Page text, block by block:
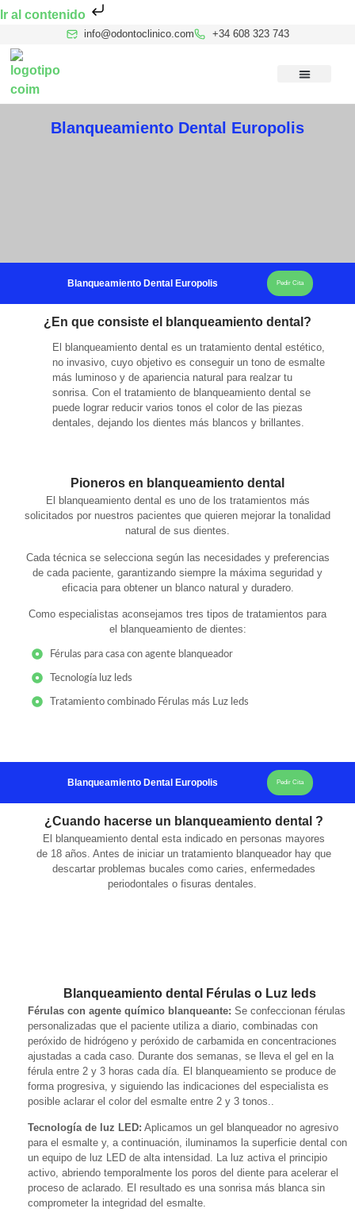
Ir al contenido
info@odontoclinico.com +34 608 323 743
Blanqueamiento Dental Europolis
Blanqueamiento Dental Europolis Pedir Cita
¿En que consiste el blanqueamiento dental?
El blanqueamiento dental es un tratamiento dental estético,
no invasivo, cuyo objetivo es conseguir un tono de esmalte
más luminoso y de apariencia natural para realzar tu
sonrisa. Con el tratamiento de blanqueamiento dental se
puede lograr reducir varios tonos el color de las piezas
dentales, dejando los dientes más blancos y brillantes.
Pioneros en blanqueamiento dental
El blanqueamiento dental es uno de los tratamientos más
solicitados por nuestros pacientes que quieren mejorar la tonalidad
natural de sus dientes.
Cada técnica se selecciona según las necesidades y preferencias
de cada paciente, garantizando siempre la máxima seguridad y
eficacia para obtener un blanco natural y duradero.
Como especialistas aconsejamos tres tipos de tratamientos para
el blanqueamiento de dientes:
Férulas para casa con agente blanqueador
Tecnología luz leds
Tratamiento combinado Férulas más Luz leds
Blanqueamiento Dental Europolis Pedir Cita
¿Cuando hacerse un blanqueamiento dental ?
El blanqueamiento dental esta indicado en personas mayores
de 18 años. Antes de iniciar un tratamiento blanqueador hay que
descartar problemas bucales como caries, enfermedades
periodontales o fisuras dentales.
Blanqueamiento dental Férulas o Luz leds
Férulas con agente químico blanqueante: Se confeccionan férulas
personalizadas que el paciente utiliza a diario, combinadas con
peróxido de hidrógeno y peróxido de carbamida en concentraciones
ajustadas a cada caso. Durante dos semanas, se lleva el gel en la
férula entre 2 y 3 horas cada día. El blanqueamiento se produce de
forma progresiva, y siguiendo las indicaciones del especialista es
posible aclarar el color del esmalte entre 2 y 3 tonos..
Tecnología de luz LED: Aplicamos un gel blanqueador no agresivo
para el esmalte y, a continuación, iluminamos la superficie dental con
un equipo de luz LED de alta intensidad. La luz activa el principio
activo, abriendo temporalmente los poros del diente para acelerar el
proceso de aclarado. El resultado es una sonrisa más blanca sin
comprometer la integridad del esmalte.